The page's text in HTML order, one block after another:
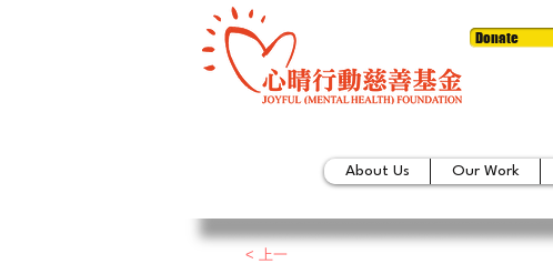
Donate
About Us Our Work
< 上一